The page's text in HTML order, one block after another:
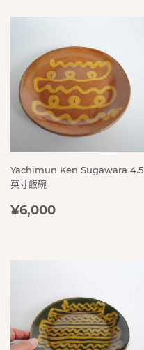
Yachimun Ken Sugawara 4.5
英寸飯碗
定
¥6,000